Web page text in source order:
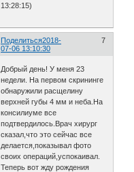
13:28:15)
Поделиться 7
2018-
07-06 13:10:30
Добрый день! У меня 23
недели. На первом скрининге
обнаружили расщелину
верхней губы 4 мм и неба.На
консилиуме все
подтвердилось.Врач хирург
сказал,что это сейчас все
делается,показывал фото
своих операций,успокаивал.
Теперь вот жду рождения